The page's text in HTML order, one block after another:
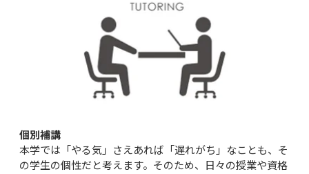
個別補講
本学では「やる気」さえあれば「遅れがち」なことも、そ
の学生の個性だと考えます。そのため、日々の授業や資格